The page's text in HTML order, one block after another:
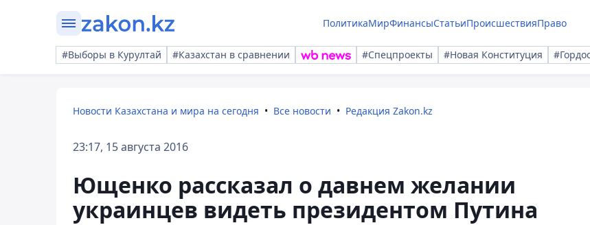
ПолитикаМирФинансыСтатьиПроисшествияПраво
#Выборы в Курултай #Казахстан в сравнении #Спецпроекты #Новая Конституция
Новости Казахстана и мира на сегодня Все новости Редакция Zakon.kz
23:17, 15 августа 2016
Ющенко рассказал о давнем желании
украинцев видеть президентом Путина